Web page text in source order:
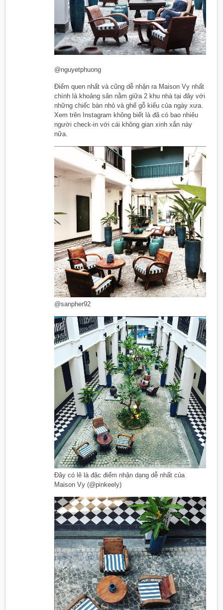
@nguyetphuong
Điểm quen nhất và cũng dễ nhận ra Maison Vy nhất
chính là khoảng sân nằm giữa 2 khu nhà tại đây với
những chiếc bàn nhỏ và ghế gỗ kiểu của ngày xưa.
Xem trên Instagram không biết là đã có bao nhiêu
người check-in với cái không gian xinh xắn này
nữa.
@sanpher92
Đây có lẽ là đặc điểm nhận dạng dễ nhất của
Maison Vy (@pinkeely)